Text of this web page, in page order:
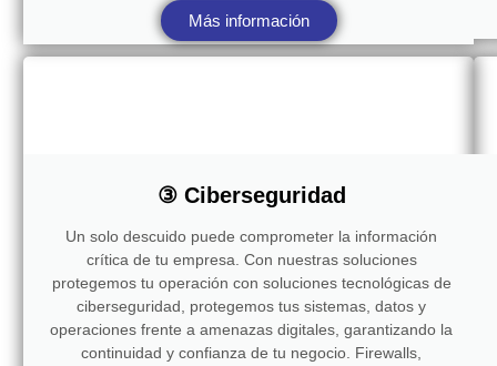
Más información
③ Ciberseguridad
Un solo descuido puede comprometer la información
crítica de tu empresa. Con nuestras soluciones
protegemos tu operación con soluciones tecnológicas de
ciberseguridad, protegemos tus sistemas, datos y
operaciones frente a amenazas digitales, garantizando la
continuidad y confianza de tu negocio. Firewalls,